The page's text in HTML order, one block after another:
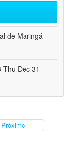
de Maringá -
Thu Dec 31
Próximo